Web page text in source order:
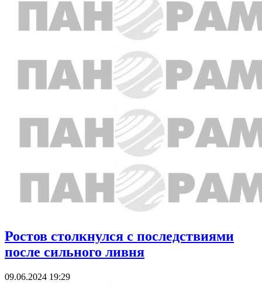
Ростов столкнулся с последствиями
после сильного ливня
09.06.2024 19:29